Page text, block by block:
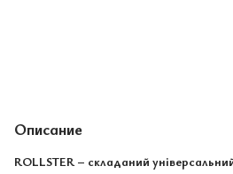
Описание
ROLLSTER – складаний